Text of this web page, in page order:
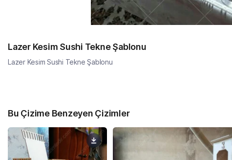
Lazer Kesim Sushi Tekne Şablonu
Lazer Kesim Sushi Tekne Şablonu
Bu Çizime Benzeyen Çizimler